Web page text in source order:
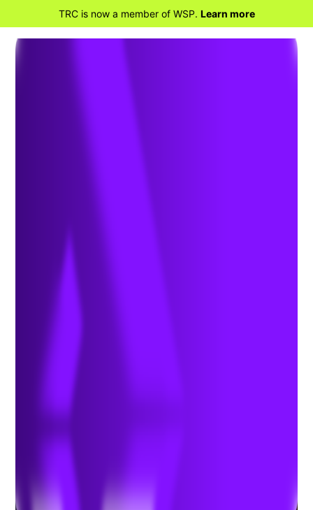
TRC is now a member of WSP. Learn more
Qualité de l'air
Conformité Pour Les Sociétés